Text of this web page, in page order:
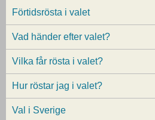
Förtidsrösta i valet
Vad händer efter valet?
Vilka får rösta i valet?
Hur röstar jag i valet?
Val i Sverige